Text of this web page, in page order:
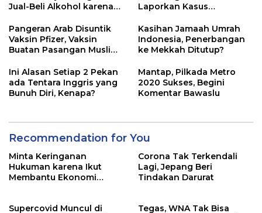
Jual-Beli Alkohol karena
Laporkan Kasus
Pangeran Arab Disuntik
Vaksin Pfizer, Vaksin
Buatan Pasangan Muslim
Kasihan Jamaah Umrah
Indonesia, Penerbangan
ke Mekkah Ditutup?
Ini Alasan Setiap 2 Pekan
ada Tentara Inggris yang
Bunuh Diri, Kenapa?
Mantap, Pilkada Metro
2020 Sukses, Begini
Komentar Bawaslu
Recommendation for You
Minta Keringanan
Hukuman karena Ikut
Membantu Ekonomi
Corona Tak Terkendali
Lagi, Jepang Beri
Tindakan Darurat
Supercovid Muncul di
Tegas, WNA Tak Bisa